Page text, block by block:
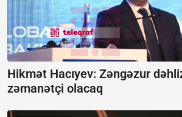
Hikmət Hacıyev: Zəngəzur
zəmanətçi olacaq